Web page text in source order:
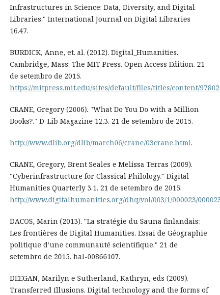
Infrastructures in Science: Data, Diversity, and Digital
Libraries." International Journal on Digital Libraries
16.47.
BURDICK, Anne, et. al. (2012). Digital_Humanities.
Cambridge, Mass: The MIT Press. Open Access Edition. 21
de setembro de 2015.
https://mitpress.mit.edu/sites/default/files/titles/content/
CRANE, Gregory (2006). "What Do You Do with a Million
Books?." D-Lib Magazine 12.3. 21 de setembro de 2015.
http://www.dlib.org/dlib/march06/crane/03crane.html.
CRANE, Gregory, Brent Seales e Melissa Terras (2009).
"Cyberinfrastructure for Classical Philology." Digital
Humanities Quarterly 3.1. 21 de setembro de 2015.
http://www.digitalhumanities.org/dhq/vol/003/1/000023/
DACOS, Marin (2013). "La stratégie du Sauna finlandais:
Les frontières de Digital Humanities. Essai de Géographie
politique d’une communauté scientifique." 21 de
setembro de 2015. hal-00866107.
DEEGAN, Marilyn e Sutherland, Kathryn, eds (2009).
Transferred Illusions. Digital technology and the forms of